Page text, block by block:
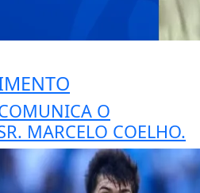
O
MARCELO COELHO.